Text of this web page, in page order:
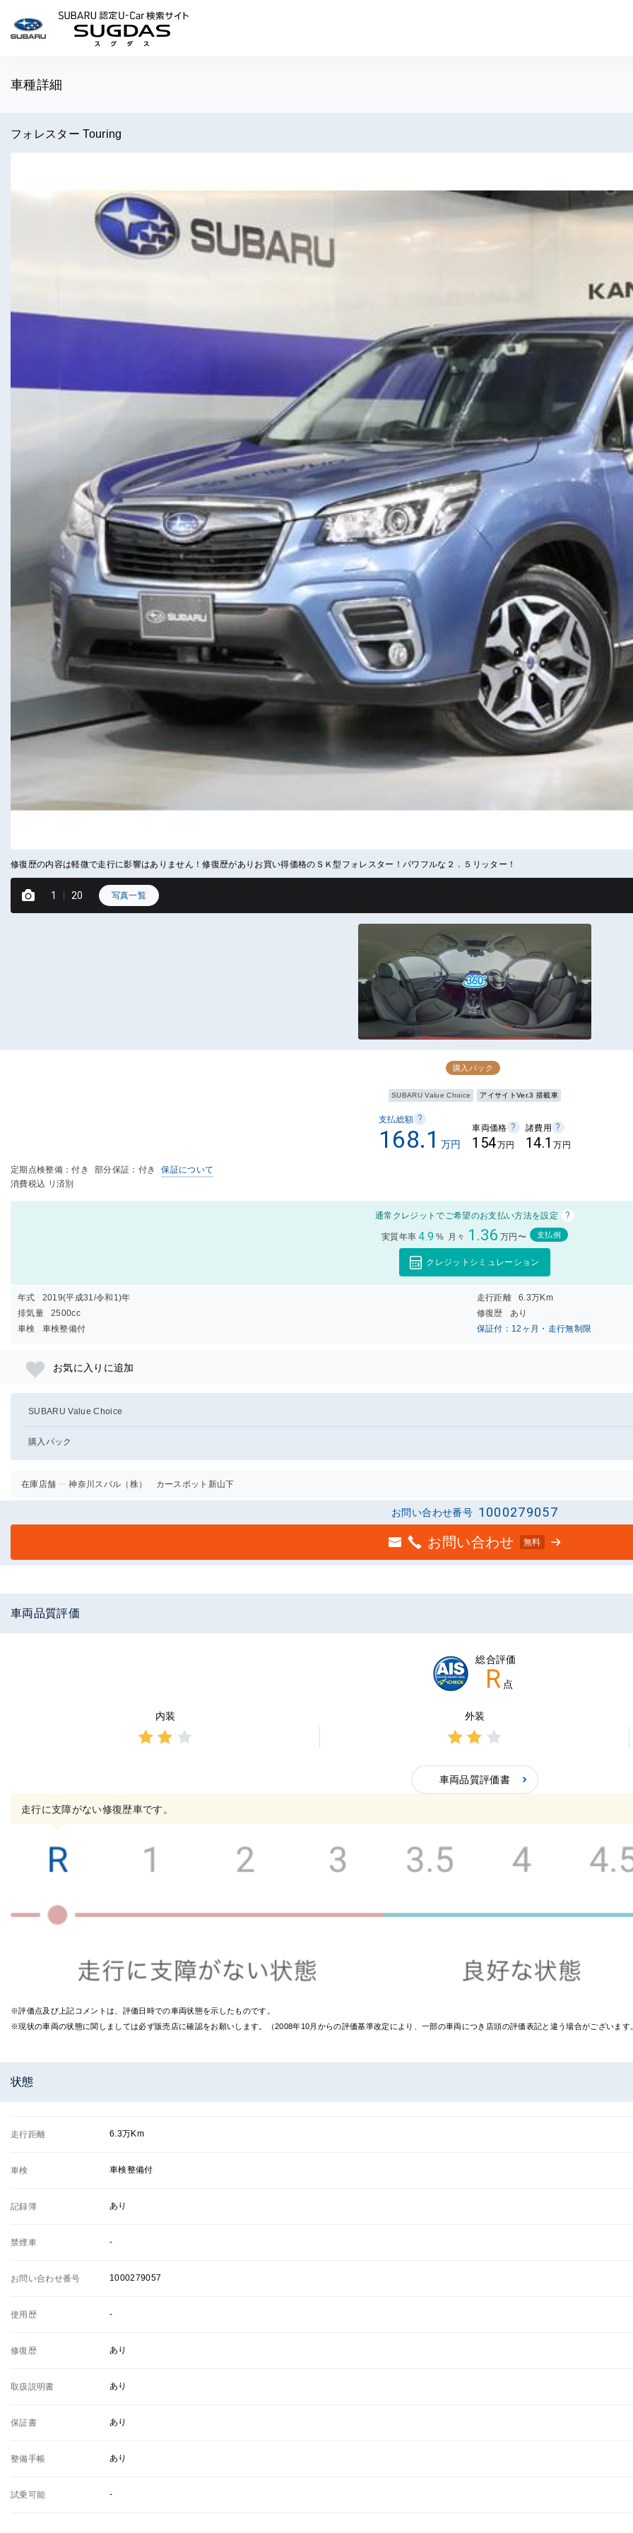
車種詳細
フォレスター Touring
修復歴の内容は軽微で走行に影響はありません！修復歴がありお買い得価格のＳＫ型フォレスター！パワフルな２．５リッター！
1 20 写真一覧
購入パック
SUBARU Value Choice アイサイトVer.3 搭載車
支払総額 ?
168.1 万円
車両価格 ?
154万円
諸費用 ?
14.1 万円
定期点検整備：付き 部分保証：付き
保証について
消費税込 リ済別
通常クレジットでご希望のお支払い方法を設定 ?
実質年率 4.9 % 月々 1.36 万円〜 支払例
クレジットシミュレーション
年式 2019(平成31/令和1)年 走行距離
6.3万Km
排気量
2500cc 修復歴
あり
車検
車検整備付 保証付：12ヶ月・走行無制限
お気に入りに追加
SUBARU Value Choice
購入パック
在庫店舗 神奈川スバル（株） カースポット新山下
お問い合わせ番号 1000279057
お問い合わせ 無料
車両品質評価
総合評価
R 点
内装 外装
2点の
評価
車両品質評価書
走行に支障がない修復歴車です。
※評価点及び上記コメントは、評価日時での車両状態を示したものです。
※現状の車両の状態に関しましては必ず販売店に確認をお願いします。（2008年10月からの評価基準改定により、一部の車両につき店頭の評価表記と違う場合がございま
状態
走行距離 6.3万Km
車検 車検整備付
記録簿 あり
禁煙車 -
お問い合わせ番号 1000279057
使用歴 -
修復歴 あり
取扱説明書 あり
保証書 あり
整備手帳 あり
試乗可能 -